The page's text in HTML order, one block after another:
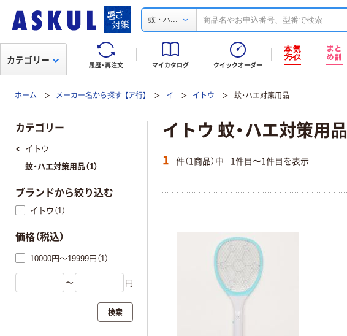
蚊・ハ...
履歴・再注文 マイカタログ クイックオーダー
カテゴリー
ホーム メーカー名から探す-【ア行】 イ イトウ 蚊・ハエ対策用品
イトウ 蚊・ハエ対策用品
1 件（1商品）中 1件目〜1件目を表示
カテゴリー
イトウ
蚊・ハエ対策用品（1）
ブランドから絞り込む
イトウ（1）
価格（税込）
10000円～19999円（1）
〜 円
検索